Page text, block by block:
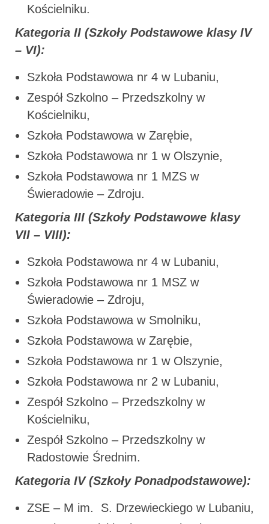
Kościelniku.
Kategoria II (Szkoły Podstawowe klasy IV
– VI):
Szkoła Podstawowa nr 4 w Lubaniu,
Zespół Szkolno – Przedszkolny w
Kościelniku,
Szkoła Podstawowa w Zarębie,
Szkoła Podstawowa nr 1 w Olszynie,
Szkoła Podstawowa nr 1 MZS w
Świeradowie – Zdroju.
Kategoria III (Szkoły Podstawowe klasy
VII – VIII):
Szkoła Podstawowa nr 4 w Lubaniu,
Szkoła Podstawowa nr 1 MSZ w
Świeradowie – Zdroju,
Szkoła Podstawowa w Smolniku,
Szkoła Podstawowa w Zarębie,
Szkoła Podstawowa nr 1 w Olszynie,
Szkoła Podstawowa nr 2 w Lubaniu,
Zespół Szkolno – Przedszkolny w
Kościelniku,
Zespół Szkolno – Przedszkolny w
Radostowie Średnim.
Kategoria IV (Szkoły Ponadpodstawowe):
ZSE – M im. S. Drzewieckiego w Lubaniu,